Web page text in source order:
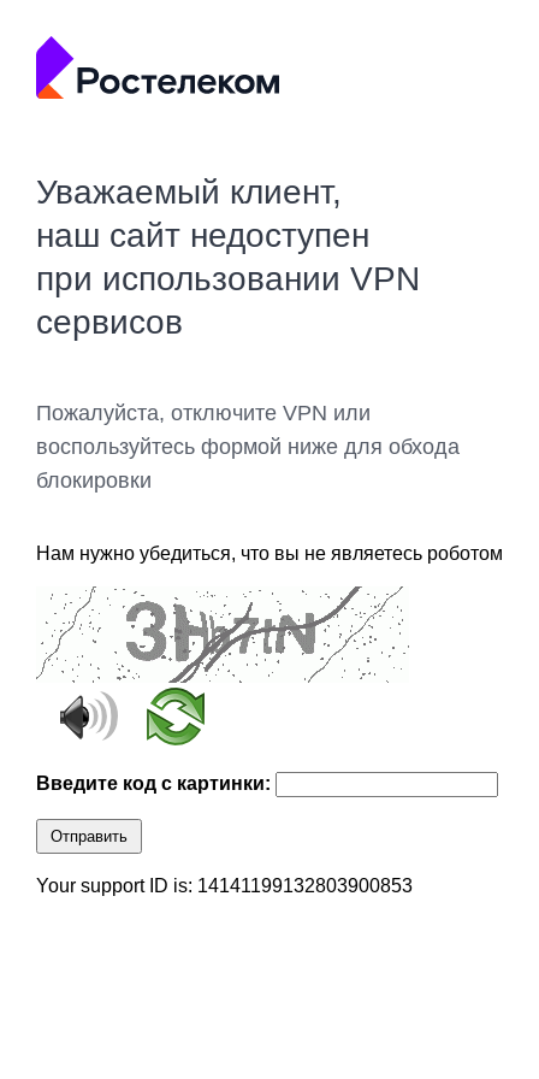
Уважаемый клиент,
наш сайт недоступен
при использовании VPN
сервисов
Пожалуйста, отключите VPN или
воспользуйтесь формой ниже для обхода
блокировки
Нам нужно убедиться, что вы не являетесь роботом
Введите код с картинки:
Отправить
Your support ID is: 14141199132803900853